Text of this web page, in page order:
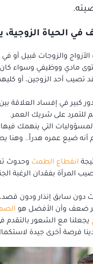
الحياة الزوجية،
والزوجات قبيل أو
مادي ووظيفي وسواء
تصيب أحد الزوجين، أو
دور كبير في إفساد العلاقة
للتمرد على شريك العمر.
التي ينهمك
ضيع عمره هدراً.. وهنا
انقطاع الطمث وحدوث
المرأة بفقدان الرغبة
دون سابق إنذار ودون
ضعف وأن الأفضل هو
يجعلنا مع الشعور بالتقدم
فرصة أخرى جيدة